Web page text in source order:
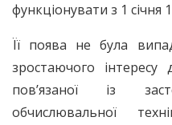
функціонувати з 1 січня
Її поява не була
зростаючого інтересу
пов’язаної із
обчислювальної